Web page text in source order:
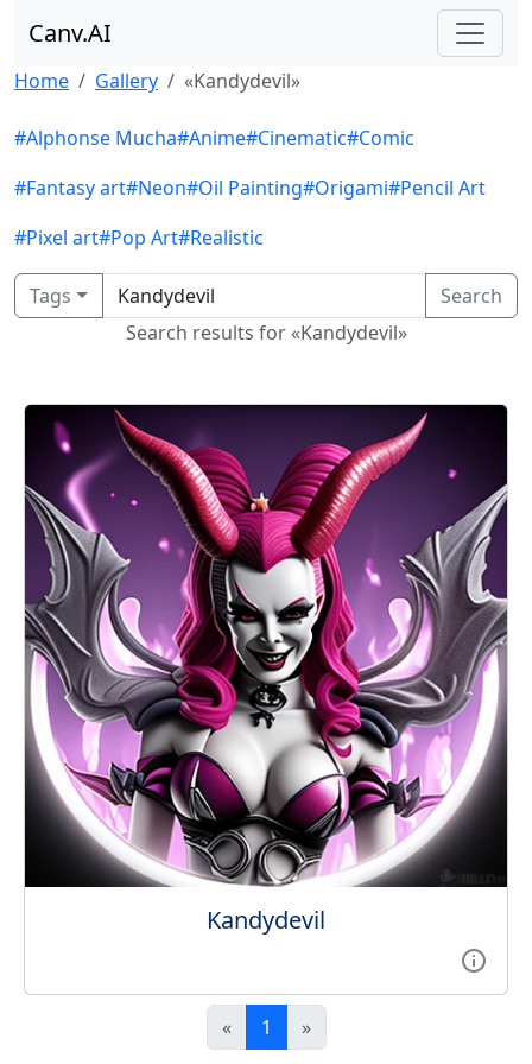
Canv.AI
Home Gallery «Kandydevil»
#Alphonse Mucha#Anime#Cinematic#Comic
#Fantasy art#Neon#Oil Painting#Origami#Pencil Art
#Pixel art#Pop Art#Realistic
Tags
Search
Search results for «Kandydevil»
Kandydevil
« 1 »